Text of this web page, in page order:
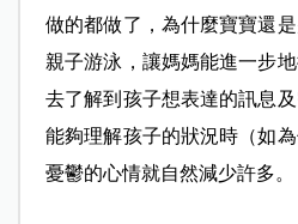
做的都做了，為什麼寶寶還
親子游泳，讓媽媽能進一步
去了解到孩子想表達的訊息
能夠理解孩子的狀況時（如
憂鬱的心情就自然減少許多。